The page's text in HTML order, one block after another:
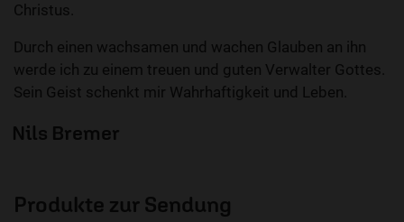
Christus.
Durch einen wachsamen und wachen Glauben an ihn
werde ich zu einem treuen und guten Verwalter Gottes.
Sein Geist schenkt mir Wahrhaftigkeit und Leben.
Nils Bremer
Produkte zur Sendung